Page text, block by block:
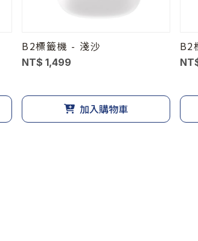
B2標籤機 - 淺沙
NT$ 1,499
加入購物車
B2